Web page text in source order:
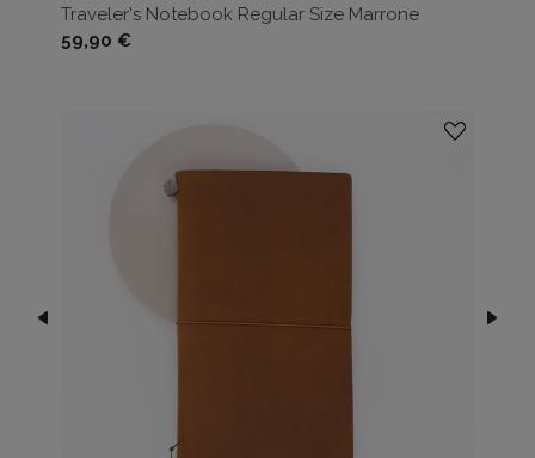
Traveler's Notebook Regular Size Marrone
Prezzo
59,90 €